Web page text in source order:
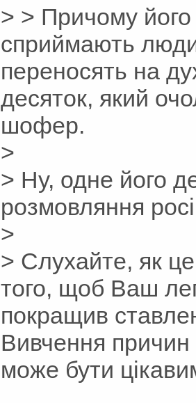
> > Причому
сприймають
переносять на
десяток, який
шофер.
>
> Ну, одне його
розмовляння
>
> Слухайте, як
того, щоб Ваш
покращив
Вивчення причин
може бути